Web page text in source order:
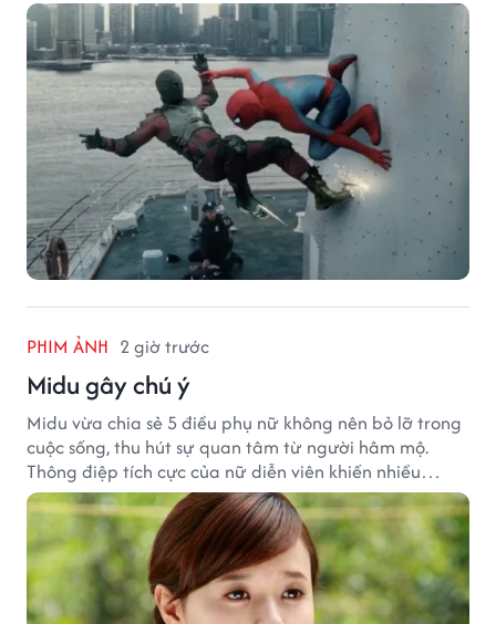
của Tom Holland tạo khoảng cách đáng kể với The
Odyssey trên đường đua doanh thu.
PHIM ẢNH 2 giờ trước
Midu gây chú ý
Midu vừa chia sẻ 5 điều phụ nữ không nên bỏ lỡ trong
cuộc sống, thu hút sự quan tâm từ người hâm mộ.
Thông điệp tích cực của nữ diễn viên khiến nhiều
người đồng cảm khi nhìn lại hành trình sự nghiệp và
hạnh phúc hiện tại của cô.